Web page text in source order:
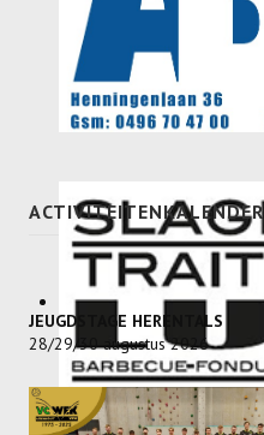
ACTIVITEITENKALENDER
JEUGDSTAGE HERENTALS
28/29/30 augustus 2026